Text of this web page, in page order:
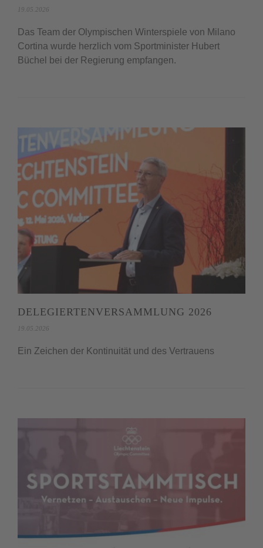
19.05.2026
Das Team der Olympischen Winterspiele von Milano
Cortina wurde herzlich vom Sportminister Hubert
Büchel bei der Regierung empfangen.
DELEGIERTENVERSAMMLUNG 2026
19.05.2026
Ein Zeichen der Kontinuität und des Vertrauens